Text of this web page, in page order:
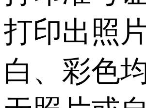
打印出照
白、彩色